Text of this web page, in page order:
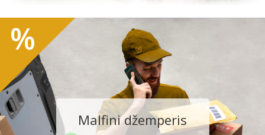
Malfini džemperis
%